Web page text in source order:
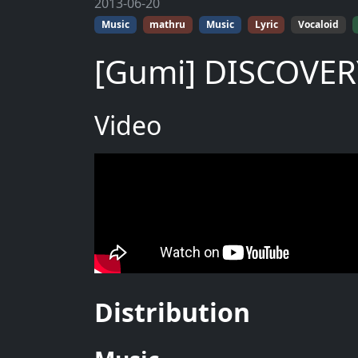
Music mathru Music Lyric Vocaloid
[Gumi]
Video
Distribution